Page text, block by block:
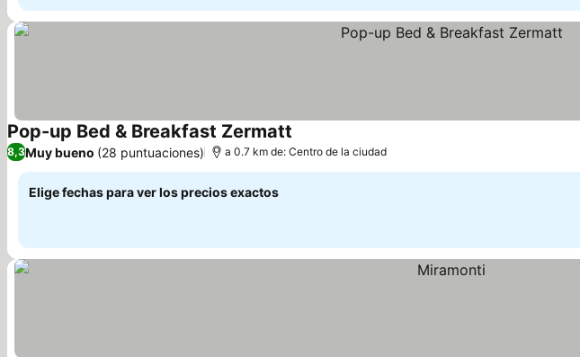
Pop-up Bed & Breakfast Zermatt
8,3Muy bueno (28 puntuaciones) a 0.7 km de: Centro de la ciudad
Elige fechas para ver los precios exactos